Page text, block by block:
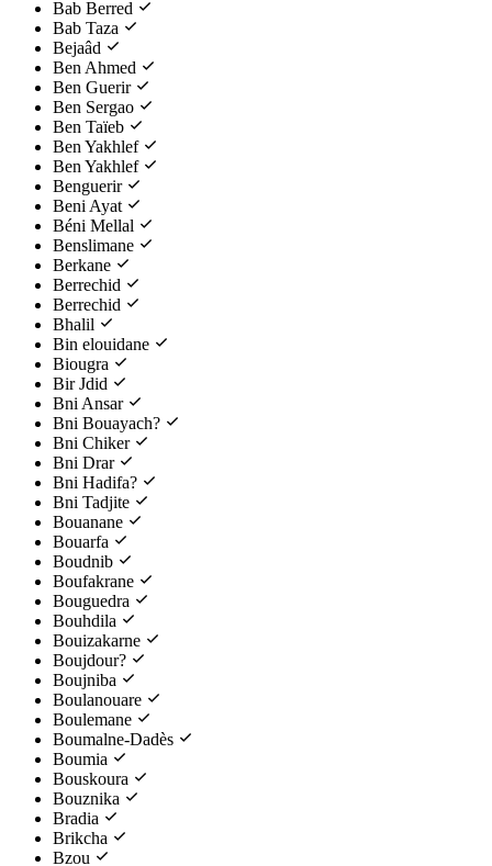
Bab Berred
Bab Taza
Bejaâd
Ben Ahmed
Ben Guerir
Ben Sergao
Ben Taïeb
Ben Yakhlef
Ben Yakhlef
Benguerir
Beni Ayat
Béni Mellal
Benslimane
Berkane
Berrechid
Berrechid
Bhalil
Bin elouidane
Biougra
Bir Jdid
Bni Ansar
Bni Bouayach?
Bni Chiker
Bni Drar
Bni Hadifa?
Bni Tadjite
Bouanane
Bouarfa
Boudnib
Boufakrane
Bouguedra
Bouhdila
Bouizakarne
Boujdour?
Boujniba
Boulanouare
Boulemane
Boumalne-Dadès
Boumia
Bouskoura
Bouznika
Bradia
Brikcha
Bzou